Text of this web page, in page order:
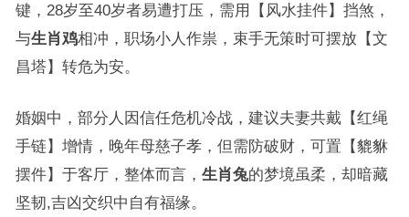
键，28岁至40岁者易遭打压，需用【风水挂件】挡煞，
与生肖鸡相冲，职场小人作祟，束手无策时可摆放【文
昌塔】转危为安。
婚姻中，部分人因信任危机冷战，建议夫妻共戴【红绳
手链】增情，晚年母慈子孝，但需防破财，可置【貔貅
摆件】于客厅，整体而言， 生肖兔的梦境虽柔，却暗藏
坚韧,吉凶交织中自有福缘。